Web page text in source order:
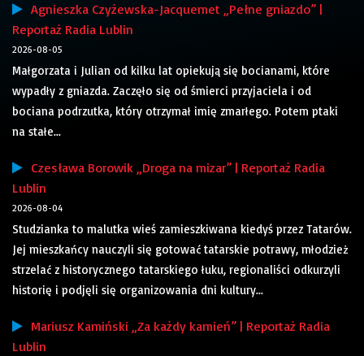
Agnieszka Czyżewska-Jacquemet „Pełne gniazdo” |
Reportaż Radia Lublin
2026-08-05
Małgorzata i Julian od kilku lat opiekują się bocianami, które
wypadły z gniazda. Zaczęło się od śmierci przyjaciela i od
bociana podrzutka, który otrzymał imię zmarłego. Potem ptaki
na stałe...
Czesława Borowik „Droga na mizar” | Reportaż Radia
Lublin
2026-08-04
Studzianka to malutka wieś zamieszkiwana kiedyś przez Tatarów.
Jej mieszkańcy nauczyli się gotować tatarskie potrawy, młodzież
strzelać z historycznego tatarskiego łuku, regionaliści odkurzyli
historię i podjęli się organizowania dni kultury...
Mariusz Kamiński „Za każdy kamień” | Reportaż Radia
Lublin